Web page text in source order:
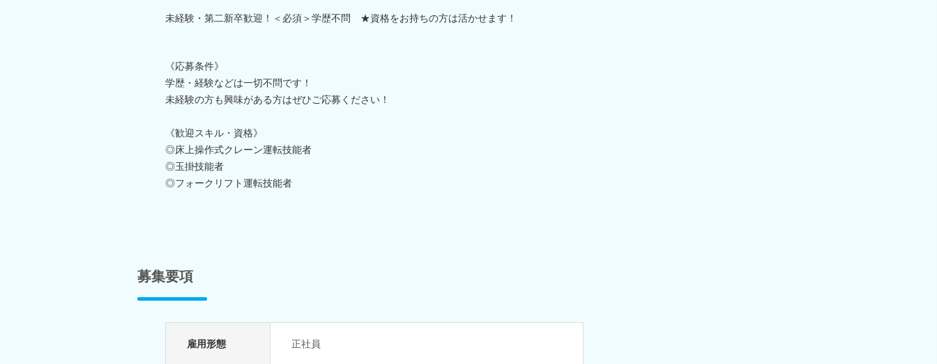
未経験・第二新卒歓迎！＜必須＞学歴不問 ★資格をお持ちの方は活かせます！
《応募条件》
学歴・経験などは一切不問です！
未経験の方も興味がある方はぜひご応募ください！
《歓迎スキル・資格》
◎床上操作式クレーン運転技能者
◎玉掛技能者
◎フォークリフト運転技能者
募集要項
雇用形態 正社員